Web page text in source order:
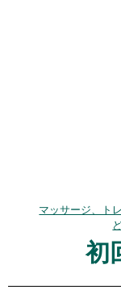
マッサージ、ト
初